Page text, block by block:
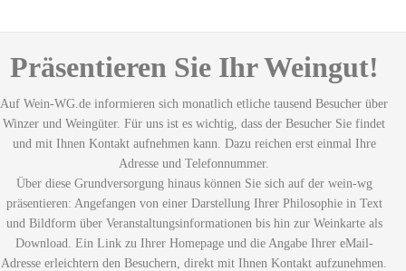
Präsentieren Sie Ihr Weingut!
Auf Wein-WG.de informieren sich monatlich etliche tausend Besucher über
Winzer und Weingüter. Für uns ist es wichtig, dass der Besucher Sie findet
und mit Ihnen Kontakt aufnehmen kann. Dazu reichen erst einmal Ihre
Adresse und Telefonnummer.
Über diese Grundversorgung hinaus können Sie sich auf der wein-wg
präsentieren: Angefangen von einer Darstellung Ihrer Philosophie in Text
und Bildform über Veranstaltungsinformationen bis hin zur Weinkarte als
Download. Ein Link zu Ihrer Homepage und die Angabe Ihrer eMail-
Adresse erleichtern den Besuchern, direkt mit Ihnen Kontakt aufzunehmen.